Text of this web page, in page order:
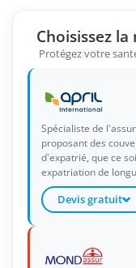
Choisissez
Protégez votre
Spécialiste de
proposant des
d'expatrié, que ce
expatriation de
Devis gratuit